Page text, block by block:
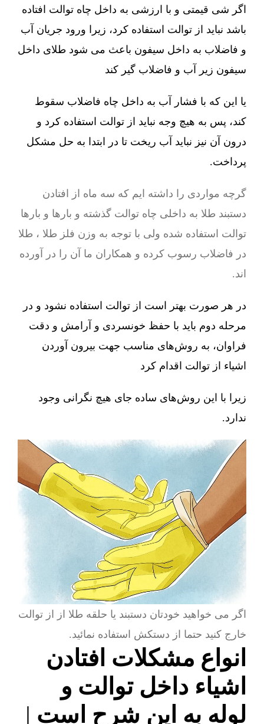
اگر شی قیمتی و با ارزشی به داخل چاه توالت افتاده
باشد نباید از توالت استفاده کرد، زیرا ورود جریان آب
و فاضلاب به داخل سیفون باعث می شود طلای داخل
سیفون زیر آب و فاضلاب گیر کند
یا این که با فشار آب به داخل چاه فاضلاب سقوط
کند، پس به هیچ وجه نباید از توالت استفاده کرد و
درون آن نیز نباید آب ریخت تا در ابتدا به حل مشکل
پرداخت.
گرچه مواردی را داشته ایم که سه ماه از افتادن
دستبند طلا به داخلی چاه توالت گذشته و بارها و بارها
توالت استفاده شده ولی با توجه به وزن فلز طلا ، طلا
در فاضلاب رسوب کرده و همکاران ما آن را در آورده
اند.
در هر صورت بهتر است از توالت استفاده نشود و در
مرحله دوم باید با حفظ خونسردی و آرامش و دقت
فراوان، به روش‌های مناسب جهت بیرون آوردن
اشیاء از توالت اقدام کرد
زیرا با این روش‌های ساده جای هیچ نگرانی وجود
ندارد.
اگر می خواهید خودتان دستبند یا حلقه طلا از از توالت
خارج کنید حتما از دستکش استفاده نمائید.
انواع مشکلات افتادن
اشیاء داخل توالت و
لوله به این شرح است |